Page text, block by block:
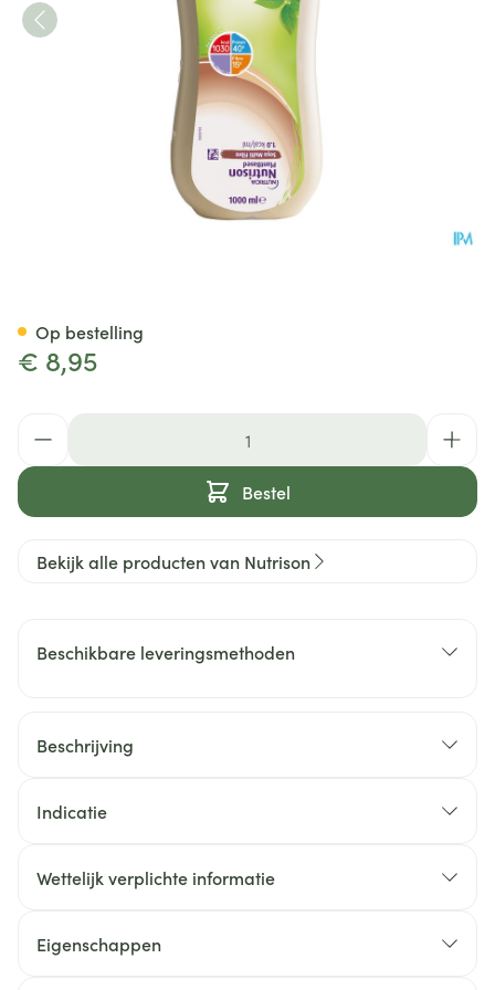
€ 8,95
Bestel
Op bestelling
Bekijk alle producten van Nutrison
Beschikbare leveringsmethoden
Beschrijving
Indicatie
Wettelijk verplichte informatie
Eigenschappen